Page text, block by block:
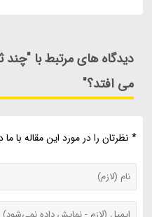
دیدگاه های مرتبط با "چند
می افتد؟"
* نظرتان را در مورد این مقاله با ما